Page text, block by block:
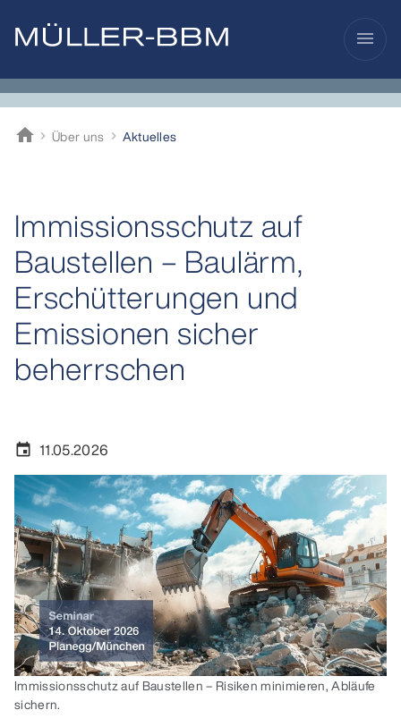
menu
home
Müller-BBMÜber uns Aktuelles
Immissionsschutz auf
Baustellen – Baulärm,
Erschütterungen und
Emissionen sicher
beherrschen
event 11.05.2026
Immissionsschutz auf Baustellen – Risiken minimieren, Abläufe
sichern.